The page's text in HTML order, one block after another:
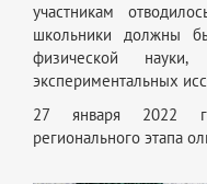
участникам
школьники должны
физической
экспериментальных
27 января 2022
регионального этапа